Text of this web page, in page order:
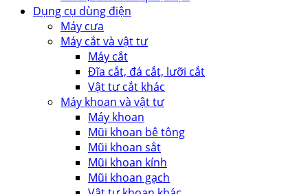
Dụng cụ dùng điện
Máy cưa
Máy cắt và vật tư
Máy cắt
Đĩa cắt, đá cắt, lưỡi cắt
Vật tư cắt khác
Máy khoan và vật tư
Máy khoan
Mũi khoan bê tông
Mũi khoan sắt
Mũi khoan kính
Mũi khoan gạch